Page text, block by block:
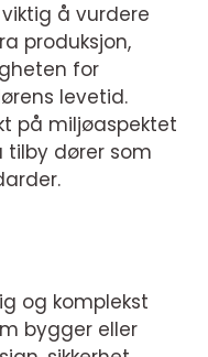
å vurdere
produksjon,
for
levetid.
på miljøaspektet
tilby dører som
og komplekst
bygger eller